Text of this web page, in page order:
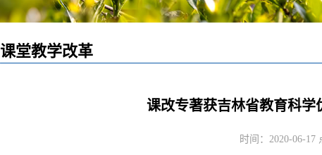
课堂教学改革
课改专著获吉林省教育科学
时间：2020-06-17